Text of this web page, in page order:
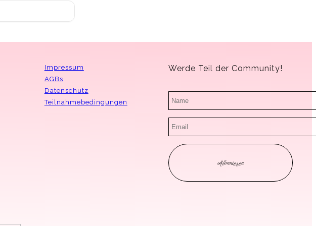
Impressum
AGBs
Datenschutz
Teilnahmebedingungen
Werde Teil der Community!